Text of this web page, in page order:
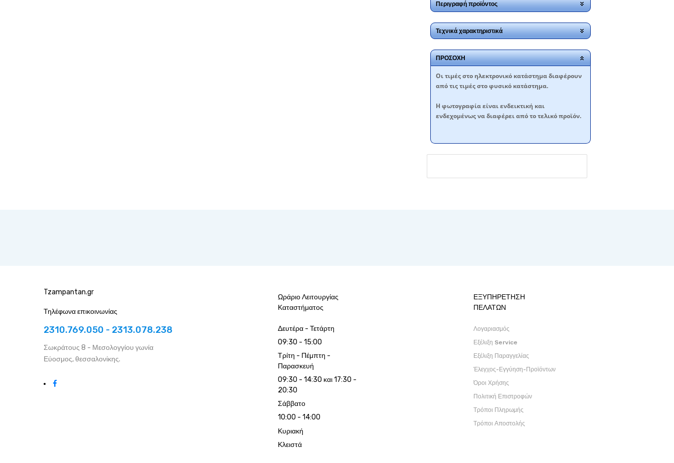
Περιγραφή προϊόντος
Τεχνικά χαρακτηριστικά
ΠΡΟΣΟΧΗ
Oι τιμές στο ηλεκτρονικό κατάστημα διαφέρουν
από τις τιμές στο φυσικό κατάστημα.
Η φωτογραφία είναι ενδεικτική και
ενδεχομένως να διαφέρει από το τελικό προϊόν.
Tzampantan.gr
Τηλέφωνα επικοινωνίας
2310.769.050 - 2313.078.238
Σωκράτους 8 - Μεσολογγίου γωνία
Εύοσμος, θεσσαλονίκης.
Ωράριο Λειτουργίας
Καταστήματος
Δευτέρα - Τετάρτη
09:30 - 15:00
Τρίτη - Πέμπτη -
Παρασκευή
09:30 - 14:30 και 17:30 -
20:30
Σάββατο
10:00 - 14:00
Κυριακή
Κλειστά
ΕΞΥΠΗΡΕΤΗΣΗ
ΠΕΛΑΤΩΝ
Λογαριασμός
Εξέλιξη Service
Εξέλιξη Παραγγελίας
Έλεγχος-Εγγύηση-Προϊόντων
Όροι Χρήσης
Πολιτική Επιστροφών
Τρόποι Πληρωμής
Τρόποι Αποστολής